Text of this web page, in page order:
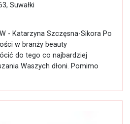
Suwałki
- Katarzyna Szczęsna-Sikora Po
w branży beauty
do tego co najbardziej
Waszych dłoni. Pomimo